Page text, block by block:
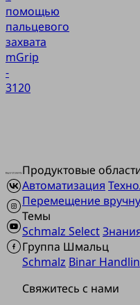
помощью
пальцевого
захвата
mGrip
-
3120
Продуктовые
Автоматизация
Перемещение
Темы
Schmalz Select
Группа Шмальц
Schmalz Binar
Свяжитесь с нами